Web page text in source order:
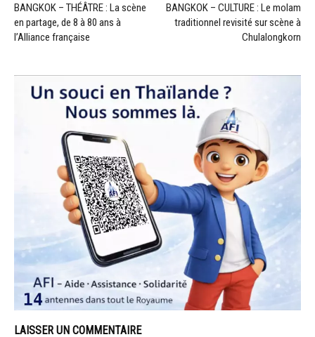
BANGKOK – THÉÂTRE : La scène
en partage, de 8 à 80 ans à
l’Alliance française
BANGKOK – CULTURE : Le molam
traditionnel revisité sur scène à
Chulalongkorn
LAISSER UN COMMENTAIRE